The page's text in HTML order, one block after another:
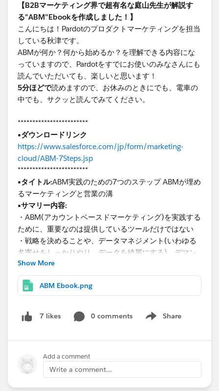
【B2Bマーケティング界で超有名な庭山先生が解説す
る"ABM"Ebookを作成しました！】
こんにちは！Pardotのプロダクトマーケティングを担当
している秋津です。
ABMが何か？何から始めるか？を理解できる内容にな
っていますので、Pardotをすでにお使いのみなさんにも
読んでいただいても、楽しいと思います！
5分ほどで読めますので、お休みのときにでも、電車の
中でも、サクッと読んでみてください。
************************
▪️ダウンロードリンク
https://www.salesforce.com/jp/form/marketing-
cloud/ABM-7Steps.jsp
************************
▪️タイトル:ABM実践のための7つのステップ ABMが埋め
るマーケティングと営業の溝
▪️サマリー内容:
・ABM(アカウントベースドマーケティング)を実践する
ために、重要なのは提供しているツールだけではない
・戦略を決めることや、データマネジメント(いわゆる
名寄せをしっかりやり、データを綺麗にする)、デマン
ドセンター/ADRの設置(弊社でいうBDR)など、人や仕
組みが重要である
・そのベースが整った上でツールを使って実践してい
>Analytics 。
・なぜ今日本企業が本気でABMに取り組むべきなのか
夏に取材したので@Junichiro Tasaki
Show More
ABM Ebook.png
7 likes 0 comments Share
Show menu
Add a comment
Write a comment...